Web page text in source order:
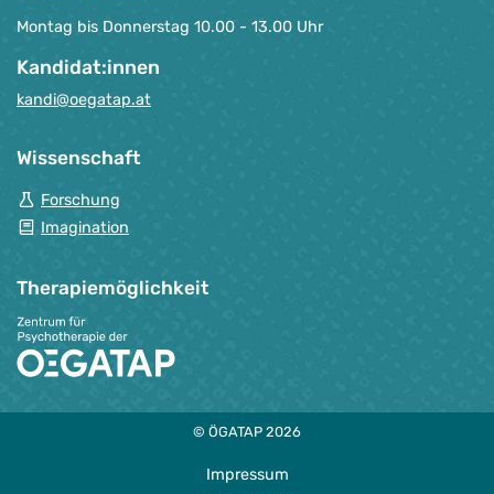
Montag bis Donnerstag 10.00 - 13.00 Uhr
Kandidat:innen
kandi@oegatap.at
Wissenschaft
Forschung
Imagination
Therapie­möglichkeit
© ÖGATAP 2026
Impressum